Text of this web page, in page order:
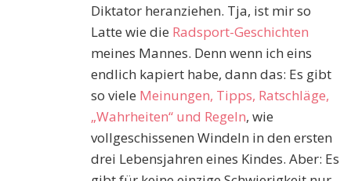
Diktator heranziehen. Tja, ist mir so
Latte wie die Radsport-Geschichten
meines Mannes. Denn wenn ich eins
endlich kapiert habe, dann das: Es gibt
so viele Meinungen, Tipps, Ratschläge,
„Wahrheiten“ und Regeln, wie
vollgeschissenen Windeln in den ersten
drei Lebensjahren eines Kindes. Aber: Es